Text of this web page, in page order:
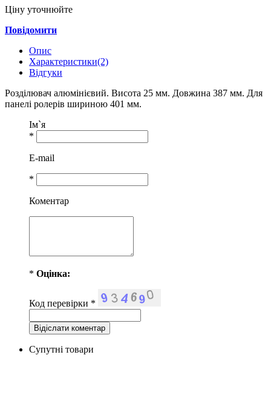
Ціну уточнюйте
Повідомити
Опис
Характеристики(2)
Відгуки
Розділювач алюмінієвий. Висота 25 мм. Довжина 387 мм. Для
панелі ролерів шириною 401 мм.
Ім`я
*
E-mail
*
Коментар
* Оцiнка:
Код перевірки *
Супутні товари